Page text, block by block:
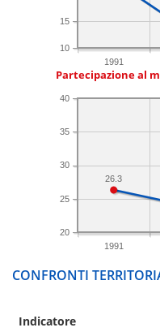
1991
10
15
Partecipazione al
1991
20
25
30
35
40
26.3
CONFRONTI
Indicatore